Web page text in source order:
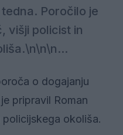
Poročilo je
višji policist in
o dogajanju
pripravil Roman
okoliša.